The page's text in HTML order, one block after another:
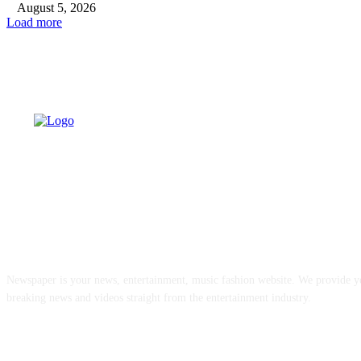
August 5, 2026
Load more